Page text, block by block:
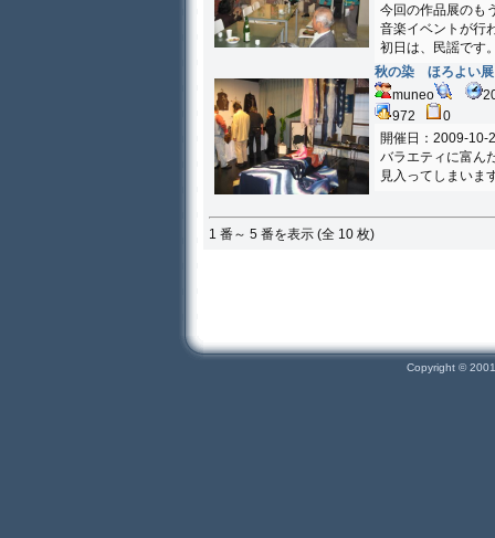
今回の作品展のも
音楽イベントが行
初日は、民謡です
秋の染 ほろよい展
muneo
972
0
開催日：2009-10-
バラエティに富ん
見入ってしまいま
1 番～ 5 番を表示 (全 10 枚)
Copyright ©